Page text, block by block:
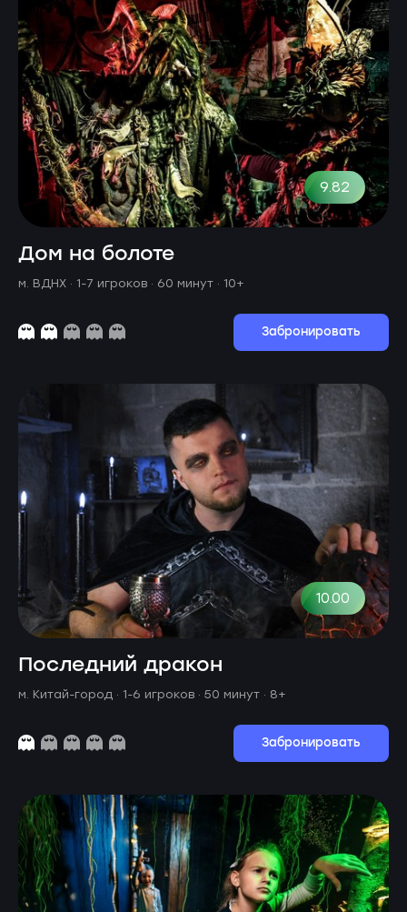
9.82
Дом на болоте
м. ВДНХ · 1-7 игроков · 60 минут · 10+
Забронировать
10.00
Последний дракон
м. Китай-город · 1-6 игроков · 50 минут · 8+
Забронировать